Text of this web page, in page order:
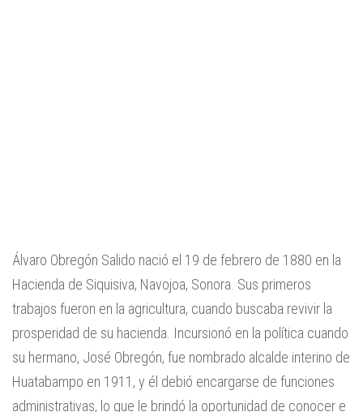
Álvaro Obregón Salido nació el 19 de febrero de 1880 en la
Hacienda de Siquisiva, Navojoa, Sonora. Sus primeros
trabajos fueron en la agricultura, cuando buscaba revivir la
prosperidad de su hacienda. Incursionó en la política cuando
su hermano, José Obregón, fue nombrado alcalde interino de
Huatabampo en 1911, y él debió encargarse de funciones
administrativas, lo que le brindó la oportunidad de conocer e